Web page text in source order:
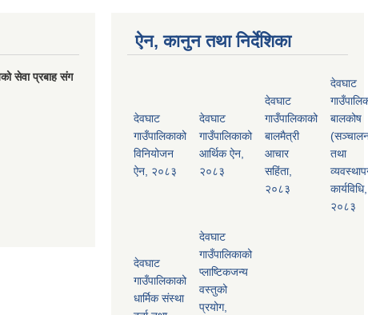
सेवा प्रबाह संग
ऐन, कानुन तथा निर्देशिका
देवघाट
गाउँपालिकाको
विनियोजन
ऐन, २०८३
देवघाट
गाउँपालिकाको
आर्थिक ऐन,
२०८३
देवघाट
गाउँपालिकाको
बालमैत्री
आचार
सहिंता,
२०८३
देवघाट
बालकोष
तथा
कार्यविधि,
२०८३
देवघाट
गाउँपालिकाको
धार्मिक संस्था
देवघाट
गाउँपालिकाको
प्लाष्टिकजन्य
वस्तुको
प्रयोग,